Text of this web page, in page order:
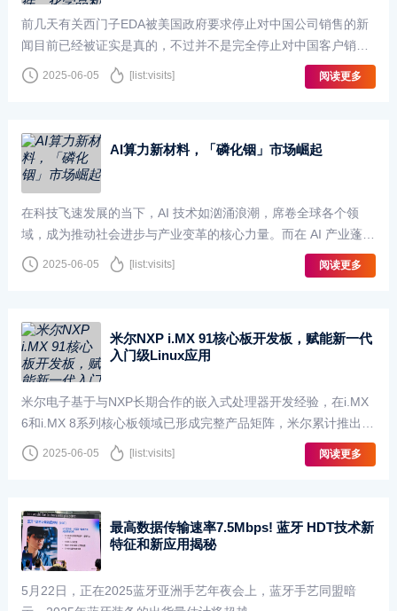
前几天有关西门子EDA被美国政府要求停止对中国公司销售的新
闻目前已经被证实是真的，不过并不是完全停止对中国客户销
售，而是将会执行严格的申请审查制度以限制中国公司获得···
2025-06-05 [list:visits] 阅读更多
AI算力新材料，「磷化铟」市场崛起
在科技飞速发展的当下，AI 技术如汹涌浪潮，席卷全球各个领
域，成为推动社会进步与产业变革的核心力量。而在 AI 产业蓬勃
发展的背后，半导体材料作为关键支撑，正经历着前所···
2025-06-05 [list:visits] 阅读更多
米尔NXP i.MX 91核心板开发板，赋能新一代
入门级Linux应用
米尔电子基于与NXP长期合作的嵌入式处理器开发经验，在i.MX
6和i.MX 8系列核心板领域已形成完整产品矩阵，米尔累计推出5
个平台共计二十余款NXP核心板，涵盖工业物联网、新能···
2025-06-05 [list:visits] 阅读更多
最高数据传输速率7.5Mbps! 蓝牙 HDT技术新
特征和新应用揭秘
5月22日，正在2025蓝牙亚洲手艺年夜会上，蓝牙手艺同盟暗